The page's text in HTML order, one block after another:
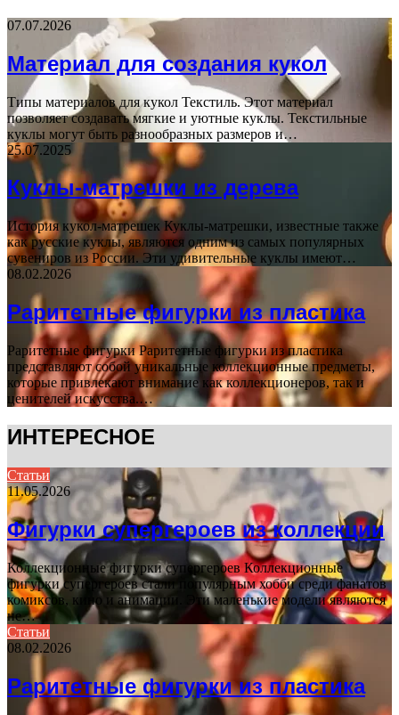
07.07.2026
Материал для создания кукол
Типы материалов для кукол Текстиль. Этот материал
позволяет создавать мягкие и уютные куклы. Текстильные
куклы могут быть разнообразных размеров и…
25.07.2025
Куклы-матрешки из дерева
История кукол-матрешек Куклы-матрешки, известные также
как русские куклы, являются одним из самых популярных
сувениров из России. Эти удивительные куклы имеют…
08.02.2026
Раритетные фигурки из пластика
Раритетные фигурки Раритетные фигурки из пластика
представляют собой уникальные коллекционные предметы,
которые привлекают внимание как коллекционеров, так и
ценителей искусства.…
ИНТЕРЕСНОЕ
Статьи
11.05.2026
Фигурки супергероев из коллекции
Коллекционные фигурки супергероев Коллекционные
фигурки супергероев стали популярным хобби среди фанатов
комиксов, кино и анимации. Эти маленькие модели являются
не…
Статьи
08.02.2026
Раритетные фигурки из пластика